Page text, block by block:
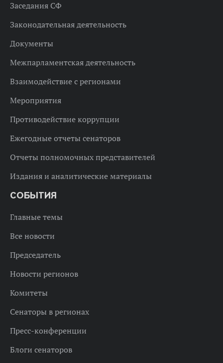
Заседания СФ
Законодательная деятельность
Документы
Межпарламентская деятельность
Взаимодействие с регионами
Мероприятия
Противодействие коррупции
Ежегодные отчеты сенаторов
Отчеты полномочных представителей
Издания и аналитические материалы
СОБЫТИЯ
Главные темы
Все новости
Председатель
Новости регионов
Комитеты
Сенаторы в регионах
Пресс-конференции
Блоги сенаторов